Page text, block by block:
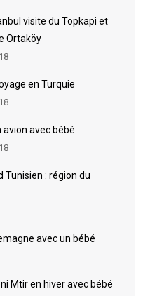
visite du Topkapi et
Ortaköy
en Turquie
avion avec bébé
Tunisien : région du
avec un bébé
Mtir en hiver avec bébé